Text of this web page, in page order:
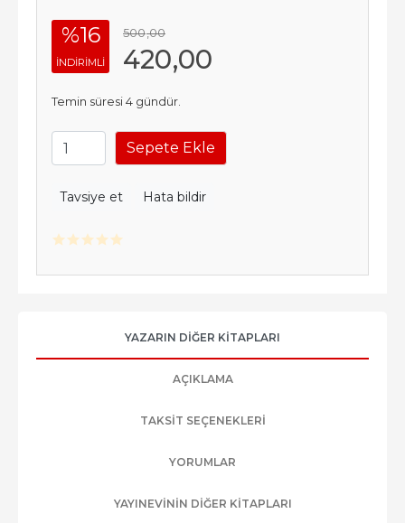
%16
INDIRIMLI
500,00
420,00
Temin süresi 4 gündür.
Sepete Ekle
Tavsiye et Hata bildir
YAZARIN DIĞER KITAPLARI
AÇIKLAMA
TAKSIT SEÇENEKLERI
YORUMLAR
YAYINEVININ DIĞER KITAPLARI